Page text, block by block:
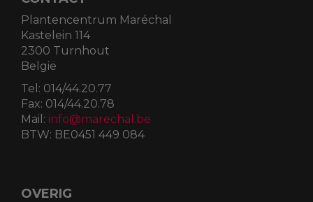
Plantencentrum Maréchal
Kastelein 114
2300 Turnhout
België
Tel: 014/44.20.77
Fax: 014/44.20.78
Mail: info@marechal.be
BTW: BE0451 449 084
OVERIG